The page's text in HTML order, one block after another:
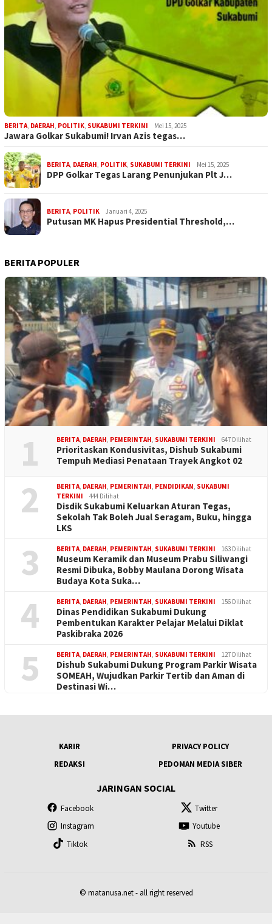
BERITA, DAERAH, POLITIK, SUKABUMI TERKINI Mei 15, 2025
Jawara Golkar Sukabumi! Irvan Azis tegas…
BERITA, DAERAH, POLITIK, SUKABUMI TERKINI Mei 15, 2025
DPP Golkar Tegas Larang Penunjukan Plt J…
BERITA, POLITIK Januari 4, 2025
Putusan MK Hapus Presidential Threshold,…
BERITA POPULER
1 BERITA, DAERAH, PEMERINTAH, SUKABUMI TERKINI 647 Dilihat
Prioritaskan Kondusivitas, Dishub Sukabumi
Tempuh Mediasi Penataan Trayek Angkot 02
2 BERITA, DAERAH, PEMERINTAH, PENDIDIKAN, SUKABUMI
TERKINI
444 Dilihat
Disdik Sukabumi Keluarkan Aturan Tegas,
Sekolah Tak Boleh Jual Seragam, Buku, hingga
LKS
3 BERITA, DAERAH, PEMERINTAH, SUKABUMI TERKINI 163 Dilihat
Museum Keramik dan Museum Prabu Siliwangi
Resmi Dibuka, Bobby Maulana Dorong Wisata
Budaya Kota Suka…
4 BERITA, DAERAH, PEMERINTAH, SUKABUMI TERKINI 156 Dilihat
Dinas Pendidikan Sukabumi Dukung
Pembentukan Karakter Pelajar Melalui Diklat
Paskibraka 2026
5 BERITA, DAERAH, PEMERINTAH, SUKABUMI TERKINI 127 Dilihat
Dishub Sukabumi Dukung Program Parkir Wisata
SOMEAH, Wujudkan Parkir Tertib dan Aman di
Destinasi Wi…
KARIR
PRIVACY POLICY
REDAKSI
PEDOMAN MEDIA SIBER
JARINGAN SOCIAL
Facebook
Twitter
Instagram
Youtube
Tiktok
RSS
© matanusa.net - all right reserved